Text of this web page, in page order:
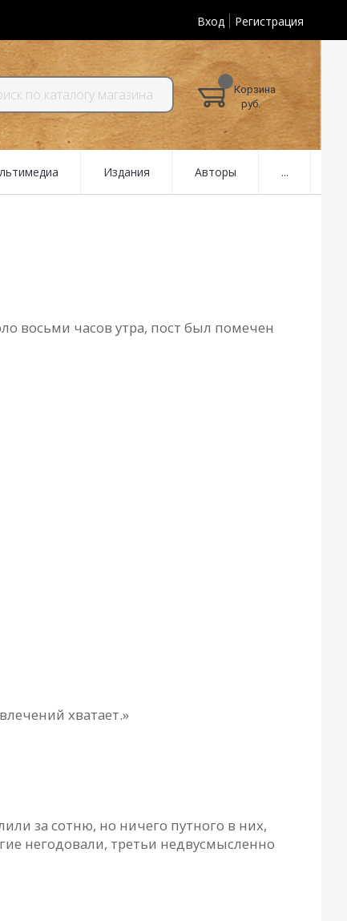
Вход Регистрация
Корзина
руб.
Издания Авторы ...
восьми часов утра, пост был помечен
хватает.»
за сотню, но ничего путного в них,
негодовали, третьи недвусмысленно